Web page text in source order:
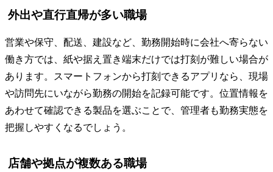
外出や直行直帰が多い職場
営業や保守、配送、建設など、勤務開始時に会社へ寄らない
働き方では、紙や据え置き端末だけでは打刻が難しい場合が
あります。スマートフォンから打刻できるアプリなら、現場
や訪問先にいながら勤務の開始を記録可能です。位置情報を
あわせて確認できる製品を選ぶことで、管理者も勤務実態を
把握しやすくなるでしょう。
店舗や拠点が複数ある職場